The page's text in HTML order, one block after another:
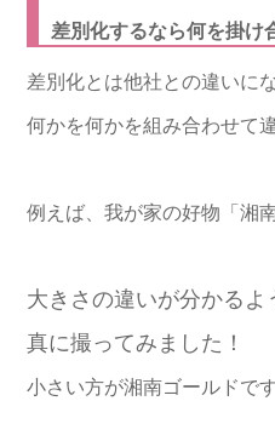
差別化するなら何を掛け
差別化とは他社との違いに
何かを何かを組み合わせて
例えば、我が家の好物「湘
大きさの違いが分かる
真に撮ってみました！
小さい方が湘南ゴールドで